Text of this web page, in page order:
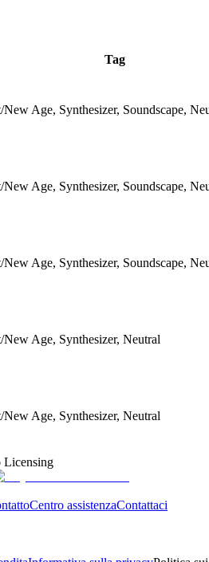
Tag
Age, Synthesizer, Soundscape,
Age, Synthesizer, Soundscape,
Age, Synthesizer, Soundscape,
New Age, Synthesizer, Neutral
New Age, Synthesizer, Neutral
Licensing
Centro assistenzaContattaci